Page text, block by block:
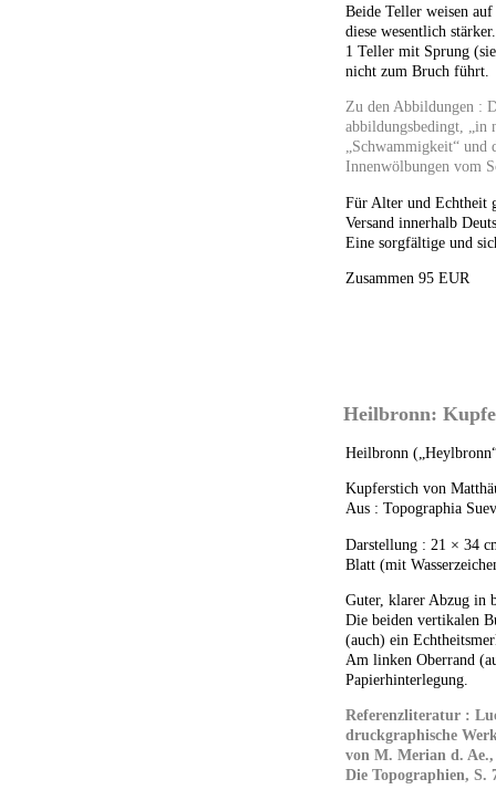
Beide Teller weisen
diese wesentlich stärker.
1 Teller mit Sprung
nicht zum Bruch führt.
Zu den Abbildungen :
abbildungsbedingt, „in
„Schwammigkeit“ und
Innenwölbungen vom
Für Alter und Echtheit
Versand innerhalb
Eine sorgfältige und
Zusammen 95 EUR
Heilbronn:
Heilbronn
Kupferstich von
Aus : Topographia
Darstellung : 21 × 34
Blatt (mit
Guter, klarer Abzug in
Die beiden vertikalen
(auch) ein
Am linken Oberrand
Papierhinterlegung.
Referenzliteratur :
druckgraphische
von M. Merian d.
Die Topographien, S.